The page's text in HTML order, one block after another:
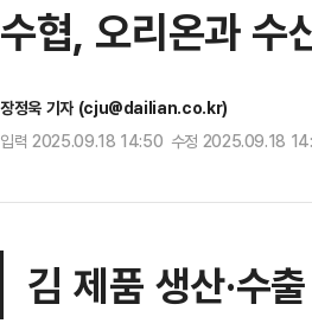
수협, 오리온과 수
장정욱 기자 (cju@dailian.co.kr)
입력 2025.09.18 14:50 수정 2025.09.18
김 제품 생산·수출